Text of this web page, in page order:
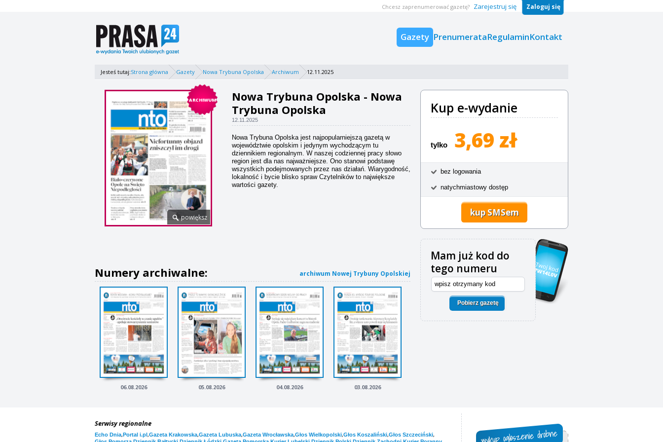
Gazety PrenumerataRegulaminKontakt
Chcesz zaprenumerować gazetę? Zarejestruj się Zaloguj się
Jesteś tutaj:Strona główna Gazety Nowa Trybuna Opolska Archiwum 12.11.2025
ARCHIWUM
powiększ
Nowa Trybuna Opolska - Nowa
Trybuna Opolska
12.11.2025
Nowa Trybuna Opolska jest najpopularniejszą gazetą w
województwie opolskim i jedynym wychodzącym tu
dziennikiem regionalnym. W naszej codziennej pracy słowo
region jest dla nas najważniejsze. Ono stanowi podstawę
wszystkich podejmowanych przez nas działań. Wiarygodność,
lokalność i bycie blisko spraw Czytelników to największe
wartości gazety.
Kup e-wydanie
tylko 3,69 zł
bez logowania
natychmiastowy dostęp
kup SMSem
Mam już kod do
tego numeru
Pobierz gazetę
Numery archiwalne: archiwum Nowej Trybuny Opolskiej
06.08.2026 05.08.2026 04.08.2026 03.08.2026
Serwisy regionalne
Echo Dnia,Portal i.pl,Gazeta Krakowska,Gazeta Lubuska,Gazeta Wrocławska,Głos Wielkopolski,Głos Koszaliński,Głos Szczeciński,